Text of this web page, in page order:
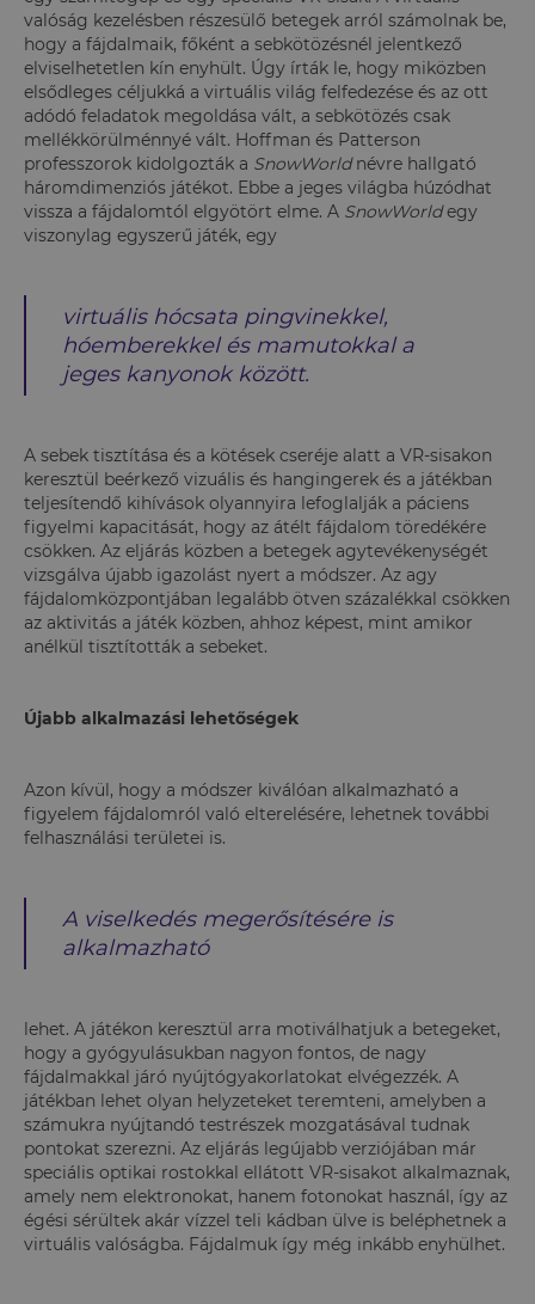
valóság kezelésben részesülő betegek arról számolnak be,
hogy a fájdalmaik, főként a sebkötözésnél jelentkező
elviselhetetlen kín enyhült. Úgy írták le, hogy miközben
elsődleges céljukká a virtuális világ felfedezése és az ott
adódó feladatok megoldása vált, a sebkötözés csak
mellékkörülménnyé vált. Hoffman és Patterson
professzorok kidolgozták a SnowWorldnévre hallgató
háromdimenziós játékot. Ebbe a jeges világba húzódhat
vissza a fájdalomtól elgyötört elme. A SnowWorldegy
viszonylag egyszerű játék, egy
virtuális hócsata pingvinekkel,
hóemberekkel és mamutokkal a
jeges kanyonok között.
A sebek tisztítása és a kötések cseréje alatt a VR-sisakon
keresztül beérkező vizuális és hangingerek és a játékban
teljesítendő kihívások olyannyira lefoglalják a páciens
figyelmi kapacitását, hogy az átélt fájdalom töredékére
csökken. Az eljárás közben a betegek agytevékenységét
vizsgálva újabb igazolást nyert a módszer. Az agy
fájdalomközpontjában legalább ötven százalékkal csökken
az aktivitás a játék közben, ahhoz képest, mint amikor
anélkül tisztították a sebeket.
Újabb alkalmazási lehetőségek
Azon kívül, hogy a módszer kiválóan alkalmazható a
figyelem fájdalomról való elterelésére, lehetnek további
felhasználási területei is.
A viselkedés megerősítésére is
alkalmazható
lehet. A játékon keresztül arra motiválhatjuk a betegeket,
hogy a gyógyulásukban nagyon fontos, de nagy
fájdalmakkal járó nyújtógyakorlatokat elvégezzék. A
játékban lehet olyan helyzeteket teremteni, amelyben a
számukra nyújtandó testrészek mozgatásával tudnak
pontokat szerezni. Az eljárás legújabb verziójában már
speciális optikai rostokkal ellátott VR-sisakot alkalmaznak,
amely nem elektronokat, hanem fotonokat használ, így az
égési sérültek akár vízzel teli kádban ülve is beléphetnek a
virtuális valóságba. Fájdalmuk így még inkább enyhülhet.